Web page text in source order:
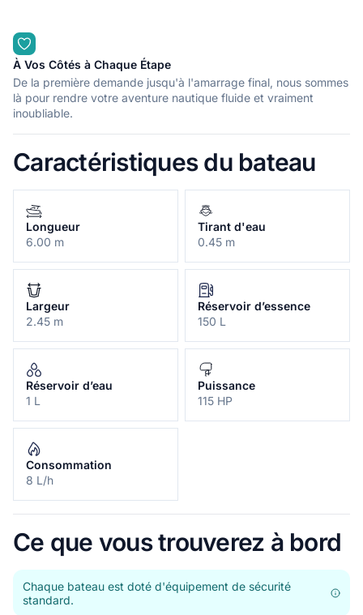
Parking privé à l'intérieur du port inclus
Nous effectuons un service personnalisé d'enregistrement et
de départ comprenant la réception du client à l'entrée du
parking privé du port (parking gratuit), le départ de l'amarrage
mer, alors la même procédure sera effectuée inversement étant
le
Notre entreprise se caractérise par le bon traitement avec le
client, d'une manière familière et professionnelle.
À Vos Côtés à Chaque Étape
De la première demande jusqu'à l'amarrage final, nous sommes
là pour rendre votre aventure nautique fluide et vraiment
inoubliable.
Caractéristiques du bateau
Longueur
6.00 m
Tirant d'eau
0.45 m
Largeur
2.45 m
Réservoir d’essence
150 L
Réservoir d’eau
1 L
Puissance
115 HP
Consommation
8 L/h
Ce que vous trouverez à bord
Chaque bateau est doté d'équipement de sécurité
standard.